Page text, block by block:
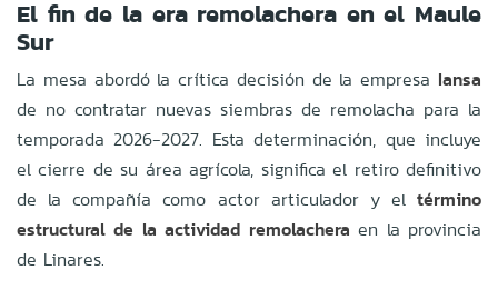
El fin de la era remolachera en el Maule
Sur
La mesa abordó la crítica decisión de la empresa Iansa
de no contratar nuevas siembras de remolacha para la
temporada 2026-2027. Esta determinación, que incluye
el cierre de su área agrícola, significa el retiro definitivo
de la compañía como actor articulador y el término
estructural de la actividad remolachera en la provincia
de Linares.